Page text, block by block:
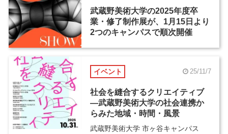
武蔵野美術大学の2025年度卒
業・修了制作展が、1月15日より
2つのキャンパスで順次開催
イベント 25/11/7
社会を縫合するクリエイティブ
―武蔵野美術大学の社会連携か
らみた地域・時間・風景
武蔵野美術大学 市ヶ谷キャンパス